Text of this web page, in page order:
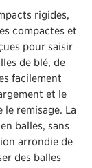
rigides,
compactes et
pour saisir
de blé, de
facilement
et le
remisage. La
balles, sans
arrondie de
des balles